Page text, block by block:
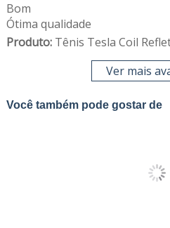
Bom
Ótima qualidade
Produto:Tênis Tesla Coil
Ver mais
Você também pode gostar de